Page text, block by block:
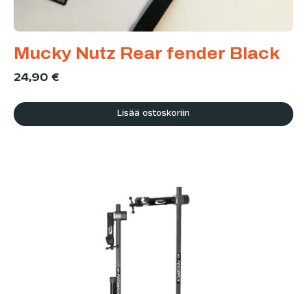
Mucky Nutz Rear fender Black
24,90€
Lisää ostoskoriin